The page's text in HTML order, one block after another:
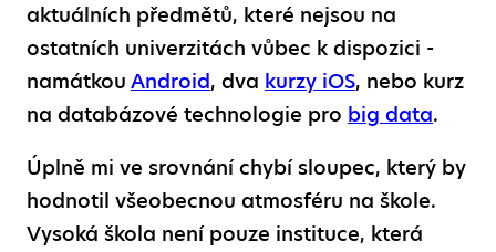
aktuálních předmětů, které nejsou na
ostatních univerzitách vůbec k dispozici -
namátkou Android, dva kurzy iOS, nebo kurz
na databázové technologie pro big data.
Úplně mi ve srovnání chybí sloupec, který by
hodnotil všeobecnou atmosféru na škole.
Vysoká škola není pouze instituce, která